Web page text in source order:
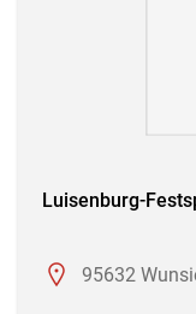
Luisenburg-
95632